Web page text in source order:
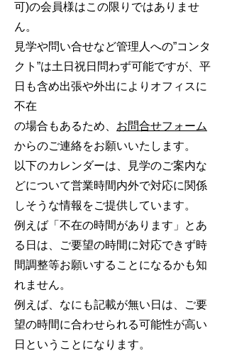
可)の会員様はこの限りではありませ
ん。
見学や問い合せなど管理人への”コンタ
クト”は土日祝日問わず可能ですが、平
日も含め出張や外出によりオフィスに
不在
の場合もあるため、 お問合せフォーム
からのご連絡をお願いいたします。
以下のカレンダーは、見学のご案内な
どについて営業時間内外で対応に関係
しそうな情報をご提供しています。
例えば「不在の時間があります」とあ
る日は、ご要望の時間に対応できず時
間調整等お願いすることになるかも知
れません。
例えば、なにも記載が無い日は、ご要
望の時間に合わせられる可能性が高い
日ということになります。